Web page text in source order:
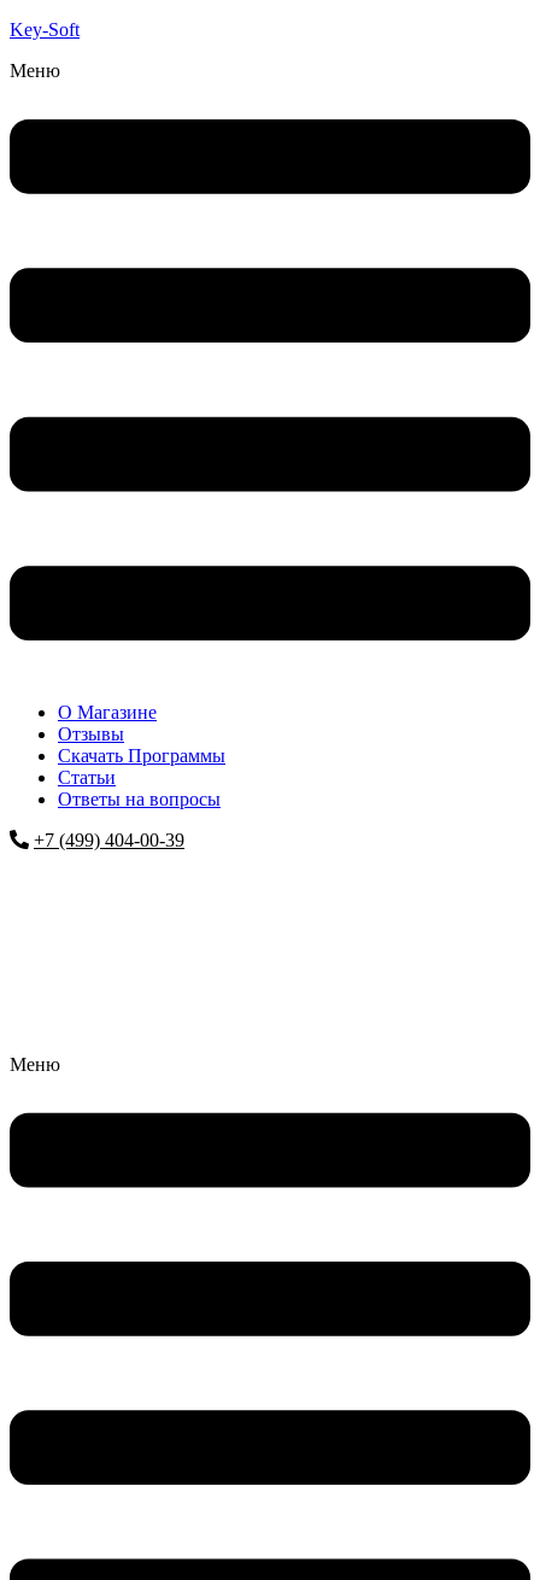
Key-Soft
Меню
О Магазине
Отзывы
Скачать Программы
Статьи
Ответы на вопросы
+7 (499) 404-00-39
Меню